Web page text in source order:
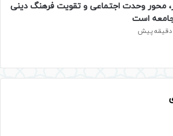
محور وحدت اجتماعی و تقویت فرهنگ دینی
است